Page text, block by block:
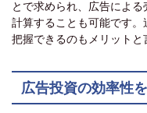
とで求められ、広告によ
計算することも可能です
把握できるのもメリットと
広告投資の効率性